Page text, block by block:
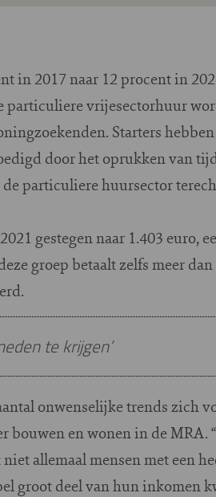
in 2017 naar 12 procent in
vrijesectorhuur
Starters
door het oprukken van
particuliere huursector
gestegen naar 1.403 euro,
groep betaalt zelfs meer
te krijgen’
onwenselijke trends zich
en wonen in de MRA.
allemaal mensen met een
groot deel van hun inkomen